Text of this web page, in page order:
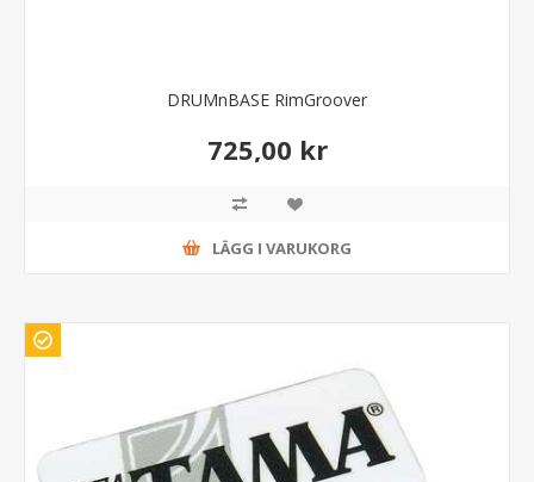
DRUMnBASE RimGroover
725,00 kr
LÄGG I VARUKORG